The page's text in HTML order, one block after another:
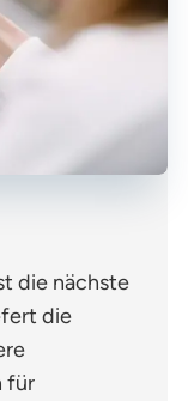
die nächste
die
für